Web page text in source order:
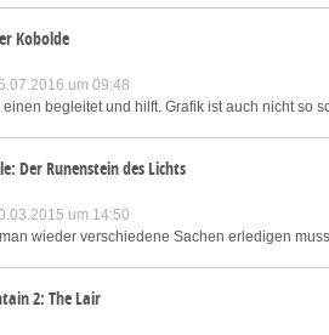
Kobolde
um 09:48
begleitet und hilft. Grafik ist auch nicht so
Der Runenstein des Lichts
um 14:50
wieder verschiedene Sachen erledigen
2: The Lair